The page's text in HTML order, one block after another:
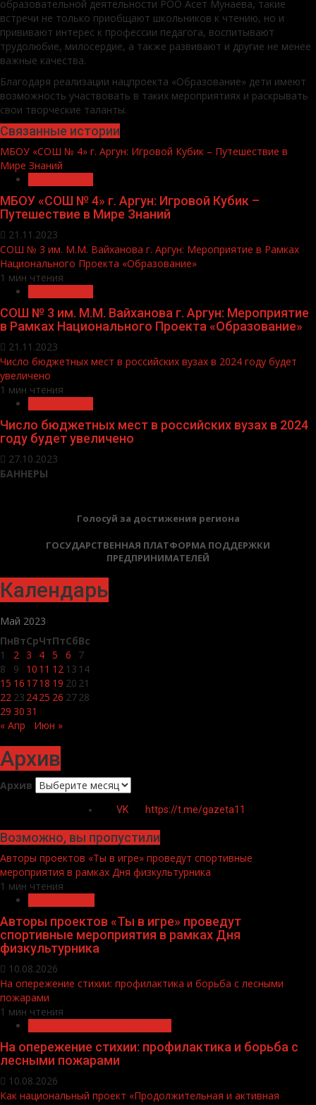
образовательной деятельности РОО Асет Мунаева, такие
встречи не только приобщают школьников к чтению, но и
прививают интерес к профессии педагога, воспитывают
трудолюбие, милосердие, а также развивают и другие не менее
важные качества.
Благодаря реализации нацпроекта «Образование» дети имеют
возможность участвовать в таких мероприятиях и раскрывать
свои творческие таланты.
Связанные истории
МБОУ «СОШ № 4» г. Аргун: Игровой Кубик – Путешествие в
Мире Знаний
МБОУ «СОШ № 4» г. Аргун: Игровой Кубик –
Путешествие в Мире Знаний
21.11.2023
СОШ № 3 им. М.М. Вайханова г. Аргун: Мероприятие в Рамках
Национального Проекта «Образование»
1 мин чтения
СОШ № 3 им. М.М. Вайханова г. Аргун: Мероприятие
в Рамках Национального Проекта «Образование»
21.11.2023
Число бюджетных мест в российских вузах в 2024 году будет
увеличено
1 мин чтения
Число бюджетных мест в российских вузах в 2024
году будет увеличено
27.10.2023
БАННЕРЫ
Голосуй за достижения региона
ГОСУДАРСТВЕННАЯ ПЛАТФОРМА ПОДДЕРЖКИ
ПРЕДПРИНИМАТЕЛЕЙ
Календарь
Май 2023
ПнВтСрЧтПтСбВс
1
2 3 4 5 6
7
8
9 10 11 12 13 14
15 16 1718 19 20 21
22 23 2425 26 2728
29 3031
« Апр
Июн »
Архив
Архив
VK https://t.me/gazeta11
Возможно, вы пропустили
Авторы проектов «Ты в игре» проведут спортивные
мероприятия в рамках Дня физкультурника
1 мин чтения
Авторы проектов «Ты в игре» проведут
спортивные мероприятия в рамках Дня
физкультурника
10.08.2026
На опережение стихии: профилактика и борьба с лесными
пожарами
1 мин чтения
На опережение стихии: профилактика и борьба с
лесными пожарами
10.08.2026
Как национальный проект «Продолжительная и активная